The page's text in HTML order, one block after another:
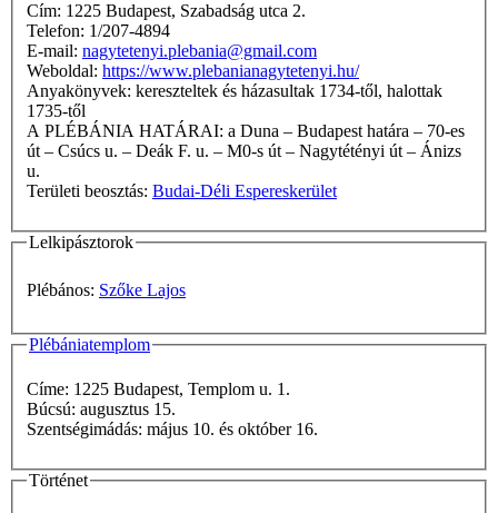
Cím: 1225 Budapest, Szabadság utca 2.
Telefon: 1/207-4894
E-mail: nagytetenyi.plebania@gmail.com
Weboldal: https://www.plebanianagytetenyi.hu/
Anyakönyvek: kereszteltek és házasultak 1734-től, halottak
1735-től
A PLÉBÁNIA HATÁRAI: a Duna – Budapest határa – 70-es
út – Csúcs u. – Deák F. u. – M0-s út – Nagytétényi út – Ánizs
u.
Területi beosztás: Budai-Déli Espereskerület
Lelkipásztorok
Plébános: Szőke Lajos
Plébániatemplom
Címe: 1225 Budapest, Templom u. 1.
Búcsú: augusztus 15.
Szentségimádás: május 10. és október 16.
Történet